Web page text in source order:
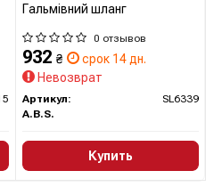
Гальмiвний шланг
0 отзывов
932 ₴
срок 14 дн.
Невозврат
Артикул:
SL6339
A.B.S.
Купить